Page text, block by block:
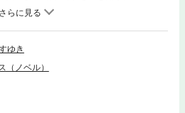
ユーリが持っているスキルは役立たずだ
だけ……。戦うことも、魔法を使うこと
でもない彼女は、冒険者ギルドの倉庫係
かしこの倉庫、とんでもなくゴチャゴチ
革物語、開幕！
ゆき
（ノベル）